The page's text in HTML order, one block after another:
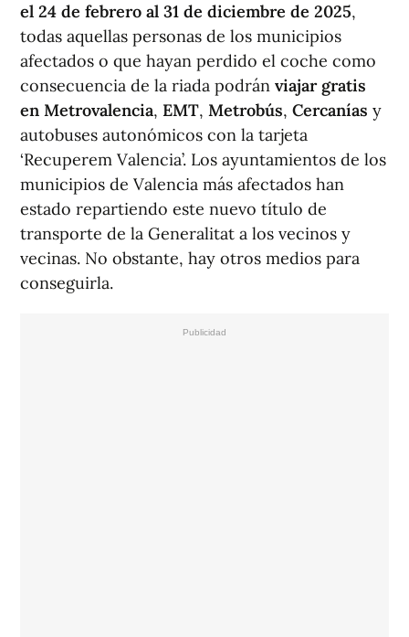
el 24 de febrero al 31 de diciembre de 2025,
todas aquellas personas de los municipios
afectados o que hayan perdido el coche como
consecuencia de la riada podrán viajar gratis
en Metrovalencia, EMT, Metrobús, Cercanías y
autobuses autonómicos con la tarjeta
‘Recuperem Valencia’. Los ayuntamientos de los
municipios de Valencia más afectados han
estado repartiendo este nuevo título de
transporte de la Generalitat a los vecinos y
vecinas. No obstante, hay otros medios para
conseguirla.